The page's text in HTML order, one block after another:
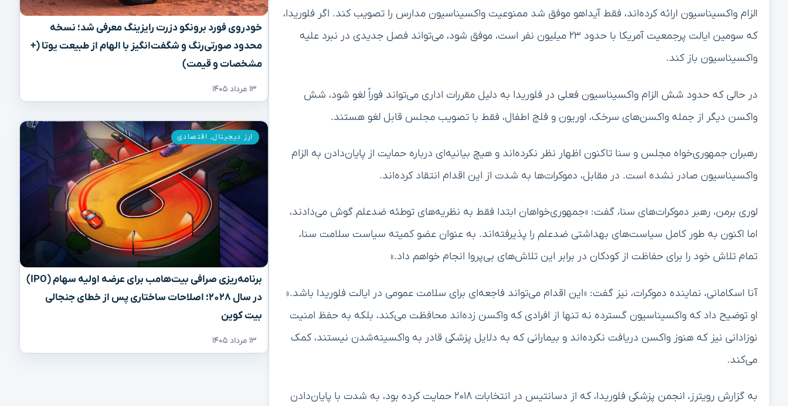
خودروی فورد برونکو دزرت رایزینگ معرفی شد؛ نسخه
محدود صورتی‌رنگ و شگفت‌انگیز با الهام از طبیعت یوتا (+
مشخصات و قیمت)
۱۳ مرداد ۱۴۰۵
برنامه‌ریزی صرافی بیت‌هامب برای عرضه اولیه سهام (IPO)
در سال ۲۰۲۸؛ اصلاحات ساختاری پس از خطای جنجالی
بیت کوین
۱۳ مرداد ۱۴۰۵
ارز دیجیتال, اقتصادی
الزام واکسیناسیون ارائه کرده‌اند، فقط آیداهو موفق شد ممنوعیت واکسیناسیون مدارس را تصویب کند. اگر فلوریدا،
که سومین ایالت پرجمعیت آمریکا با حدود ۲۳ میلیون نفر است، موفق شود، می‌تواند فصل جدیدی در نبرد علیه
واکسیناسیون باز کند.
در حالی که حدود شش الزام واکسیناسیون فعلی در فلوریدا به دلیل مقررات اداری می‌تواند فوراً لغو شود، شش
واکسن دیگر از جمله واکسن‌های سرخک، اوریون و فلج اطفال، فقط با تصویب مجلس قابل لغو هستند.
رهبران جمهوری‌خواه مجلس و سنا تاکنون اظهار نظر نکرده‌اند و هیچ بیانیه‌ای درباره حمایت از پایان‌دادن به الزام
واکسیناسیون صادر نشده است. در مقابل، دموکرات‌ها به شدت از این اقدام انتقاد کرده‌اند.
لوری برمن، رهبر دموکرات‌های سنا، گفت: «جمهوری‌خواهان ابتدا فقط به نظریه‌های توطئه ضدعلم گوش می‌دادند،
اما اکنون به طور کامل سیاست‌های بهداشتی ضدعلم را پذیرفته‌اند. به عنوان عضو کمیته سیاست سلامت سنا،
تمام تلاش خود را برای حفاظت از کودکان در برابر این تلاش‌های بی‌پروا انجام خواهم داد.»
آنا اسکامانی، نماینده دموکرات، نیز گفت: «این اقدام می‌تواند فاجعه‌ای برای سلامت عمومی در ایالت فلوریدا باشد.»
او توضیح داد که واکسیناسیون گسترده نه تنها از افرادی که واکسن زده‌اند محافظت می‌کند، بلکه به حفظ امنیت
نوزادانی نیز که هنوز واکسن دریافت نکرده‌اند و بیمارانی که به دلایل پزشکی قادر به واکسینه‌شدن نیستند، کمک
می‌کند.
به گزارش رویترز، انجمن پزشکی فلوریدا، که از دسانتیس در انتخابات ۲۰۱۸ حمایت کرده بود، به شدت با پایان‌دادن